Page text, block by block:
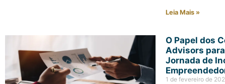
Leia Mais »
O Papel dos
Advisors
Jornada de
1 de fevereiro de